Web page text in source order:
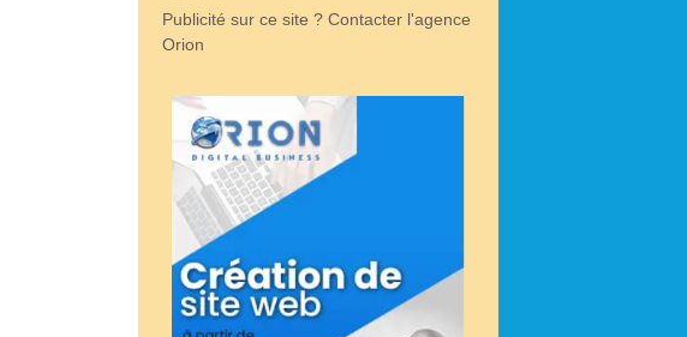
Publicité sur ce site ? Contacter l'agence
Orion